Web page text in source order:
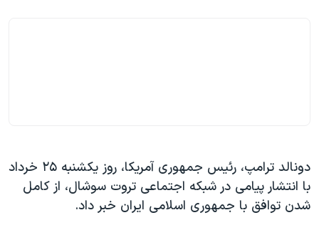
دونالد ترامپ، رئیس جمهوری آمریکا، روز یکشنبه ۲۵ خرداد
با انتشار پیامی در شبکه اجتماعی تروت سوشال، از کامل
شدن توافق با جمهوری اسلامی ایران خبر داد.